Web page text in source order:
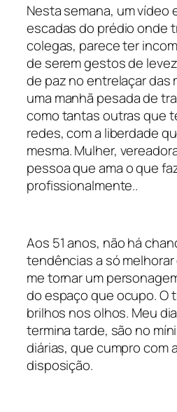
Nesta semana, um vídeo
escadas do prédio onde
colegas, parece ter
de serem gestos de
de paz no entrelaçar das
uma manhã pesada de
como tantas outras que
redes, com a liberdade
mesma. Mulher,
pessoa que ama o que
profissionalmente..
Aos 51 anos, não há
tendências a só
me tornar um
do espaço que ocupo. O
brilhos nos olhos. Meu
termina tarde, são no
diárias, que cumpro com
disposição.